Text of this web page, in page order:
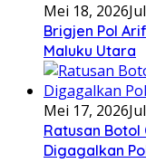
Mei 18, 2026
Brigjen Pol
Maluku Utara
Mei 17, 2026
Ratusan Botol
Digagalkan